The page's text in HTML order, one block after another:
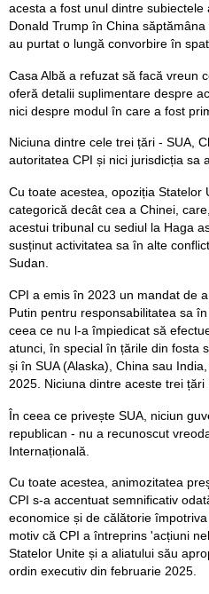
acesta a fost unul dintre
Donald Trump în China
au purtat o lungă convorbire în
Casa Albă a refuzat să facă vreun
oferă detalii suplimentare despre
nici despre modul în care a fost
Niciuna dintre cele trei țări - SUA,
autoritatea CPI și nici jurisdicția sa
Cu toate acestea, opoziția Statelor
categorică decât cea a Chinei,
acestui tribunal cu sediul la Haga
susținut activitatea sa în alte
Sudan.
CPI a emis în 2023 un mandat de
Putin pentru responsabilitatea sa
ceea ce nu l-a împiedicat să
atunci, în special în țările din fosta
și în SUA (Alaska), China sau
2025. Niciuna dintre aceste trei
În ceea ce privește SUA, niciun
republican - nu a recunoscut
Internațională.
Cu toate acestea, animozitatea
CPI s-a accentuat semnificativ
economice și de călătorie
motiv că CPI a întreprins 'acțiuni
Statelor Unite și a aliatului său
ordin executiv din februarie 2025.